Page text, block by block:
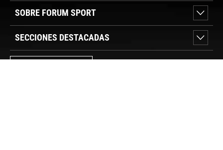
SOBRE FORUM SPORT
SECCIONES DESTACADAS